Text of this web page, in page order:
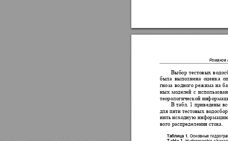
Выбор тестовых
была выполнена оценка
гноза водного режима на
ных моделей с использован
теорологической инфор
В табл. 1 приведены
для пяти тестовых
нить исходную
вого распределения стока.
Таблица 1. Основные
Романов